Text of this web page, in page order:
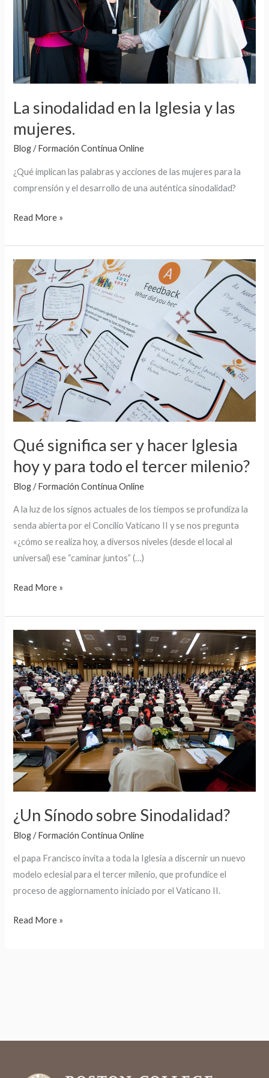
La sinodalidad en la Iglesia y las
mujeres.
Blog/Formación Continua Online
¿Qué implican las palabras y acciones de las mujeres para la
comprensión y el desarrollo de una auténtica sinodalidad?
las
mujeres.
Read More »
Qué significa ser y hacer Iglesia
hoy y para todo el tercer milenio?
Blog/Formación Continua Online
A la luz de los signos actuales de los tiempos se profundiza la
senda abierta por el Concilio Vaticano II y se nos pregunta
«¿cómo se realiza hoy, a diversos niveles (desde el local al
universal) ese “caminar juntos” (…)
Qué
significa
ser
y
hacer
Iglesia
hoy
y
para
todo
tercer
milenio?
Read More »
¿Un Sínodo sobre Sinodalidad?
Blog/Formación Continua Online
el papa Francisco invita a toda la Iglesia a discernir un nuevo
modelo eclesial para el tercer milenio, que profundice el
proceso de aggiornamento iniciado por el Vaticano II.
Sínodo
sobre
Sinodalidad?
Read More »